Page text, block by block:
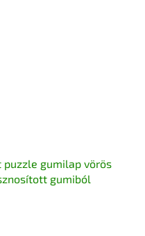
gumilap vörös
gumiból